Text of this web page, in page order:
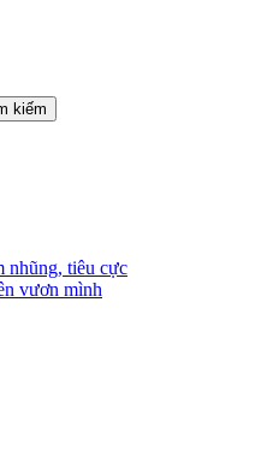
kiếm
nhũng, tiêu cực
vươn mình